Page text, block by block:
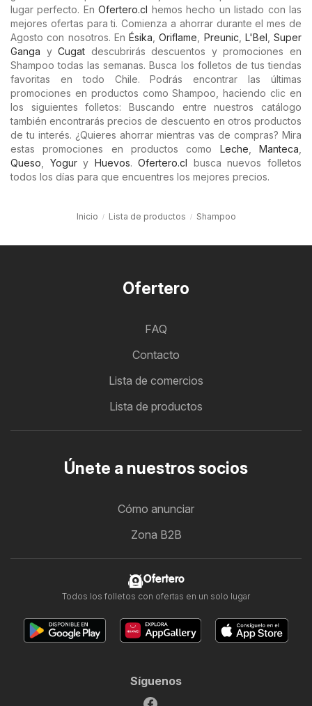
lugar perfecto. EnOfertero.cl hemos hecho un listado con las
mejores ofertas para ti. Comienza a ahorrar durante el mes de
Agosto con nosotros. En Ésika ,Oriflame Preunic L'Bel Super
Ganga yCugat descubrirás descuentos y promociones en
Shampoo todas las semanas. Busca los folletos de tus tiendas
favoritas en todo Chile. Podrás encontrar las últimas
promociones en productos como Shampoo, haciendo clic en
los siguientes folletos: Buscando entre nuestros catálogo
también encontrarás precios de descuento en otros productos
de tu interés. ¿Quieres ahorrar mientras vas de compras? Mira
estas promociones en productos como Leche ,Manteca
Queso
Yogury Huevos.Ofertero.cl busca nuevos folletos
todos los días para que encuentres los mejores precios.
Inicio Lista de productos Shampoo
Ofertero
FAQ
Contacto
Lista de comercios
Lista de productos
Únete a nuestros socios
Cómo anunciar
Zona B2B
Ofertero
Todos los folletos con ofertas en un solo lugar
Síguenos